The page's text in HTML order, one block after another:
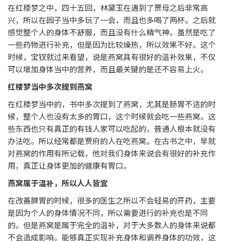
在红楼梦之中，四十五回，林黛玉在遇到了贾母之后非常高
兴，所以在园子当中多玩了一会，而且也多喝了两杯。之后就
感觉整个人的身体不舒服，而且没有什么精气神。虽然是吃了
一些药物进行补充，但是因为比较燥热，所以效果不好。这个
时候，宝钗就过来看望，说是燕窝具有很好的温补效果，不仅
可以增加身体当中的营养，而且最关键的是还不容易上火。
红楼梦当中多次提到燕窝
在红楼梦当中的，书中多次提到了燕窝，尤其是肠胃不适的时
候，整个人也没有太多的胃口，这个时候就会吃一些燕窝。这
些东西也只有真正的有钱人家可以吃起的，普通人根本就没有
办法吃。所以经常都是贾府的人在吃燕窝。在古书之中，早就
对燕窝的作用有所记载，他对我们身体来说会有很好的补充作
用，真正让身体更加的健康有胃口。
燕窝属于温补，所以人人皆宜
在改善脾胃的时候，很多的医生之所以不会轻易的开药，主要
是因为个人的身体情况不同，所以需要进行的补充也是不同
的。但是燕窝是属于完全的温补，对于大多数人的身体来说都
不会造成影响。能够真正实现补充身体和调养身体的功效，这